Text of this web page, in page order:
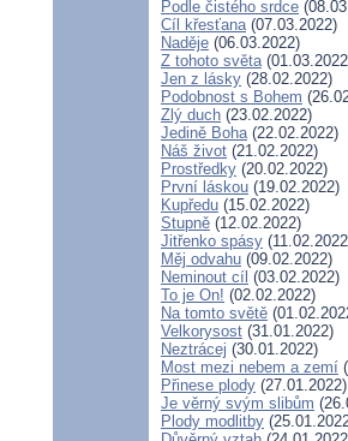
Podle čistého srdce
Cíl křesťana(07.03.2022)
Naděje (06.03.2022)
Z tohoto světa
Jen z lásky (28.02.2022)
Podobnost s Bohem
Zlý duch (23.02.2022)
Jedině Boha(22.02.2022)
Náš život (21.02.2022)
Prostředky (20.02.2022)
První láskou (19.02.2022)
Kupředu (15.02.2022)
Stupně (12.02.2022)
Jitřenko spásy
Měj odvahu (09.02.2022)
Neminout cíl (03.02.2022)
To je On! (02.02.2022)
Na tomto světě
Velkorysost (31.01.2022)
Neztrácej (30.01.2022)
Most mezi nebem a zemí
Přinese plody (27.01.2022)
Je věrný svým slibům
Plody modlitby